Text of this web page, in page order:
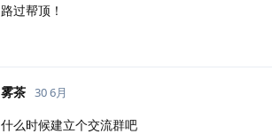
路过帮顶！
雾茶 30 6月
什么时候建立个交流群吧